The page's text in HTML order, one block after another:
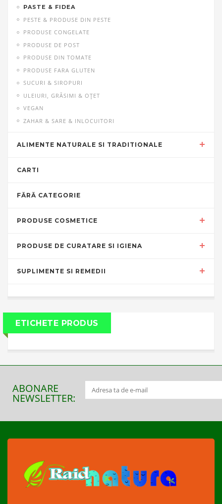
PASTE & FIDEA
PESTE & PRODUSE DIN PESTE
PRODUSE CONGELATE
PRODUSE DE POST
PRODUSE DIN TOMATE
PRODUSE FARA GLUTEN
SUCURI & SIROPURI
ULEIURI, GRĂSIMI & OŢET
VEGAN
ZAHAR & SARE & INLOCUITORI
ALIMENTE NATURALE SI TRADITIONALE
CARTI
FĂRĂ CATEGORIE
PRODUSE COSMETICE
PRODUSE DE CURATARE SI IGIENA
SUPLIMENTE SI REMEDII
ETICHETE PRODUS
ABONARE
NEWSLETTER: